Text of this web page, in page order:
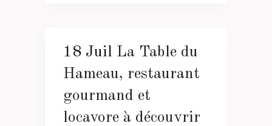
18 Juil La Table du
Hameau, restaurant
gourmand et
locavore à découvrir